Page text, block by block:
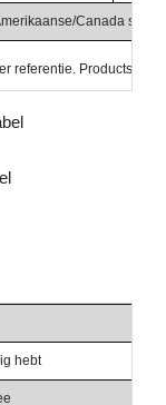
Canada
referentie.
hebt